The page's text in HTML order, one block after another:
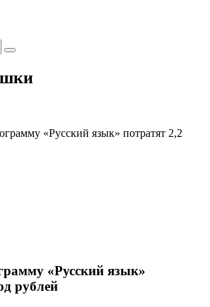
«Русский язык» потратят 2,2
«Русский язык»
рублей